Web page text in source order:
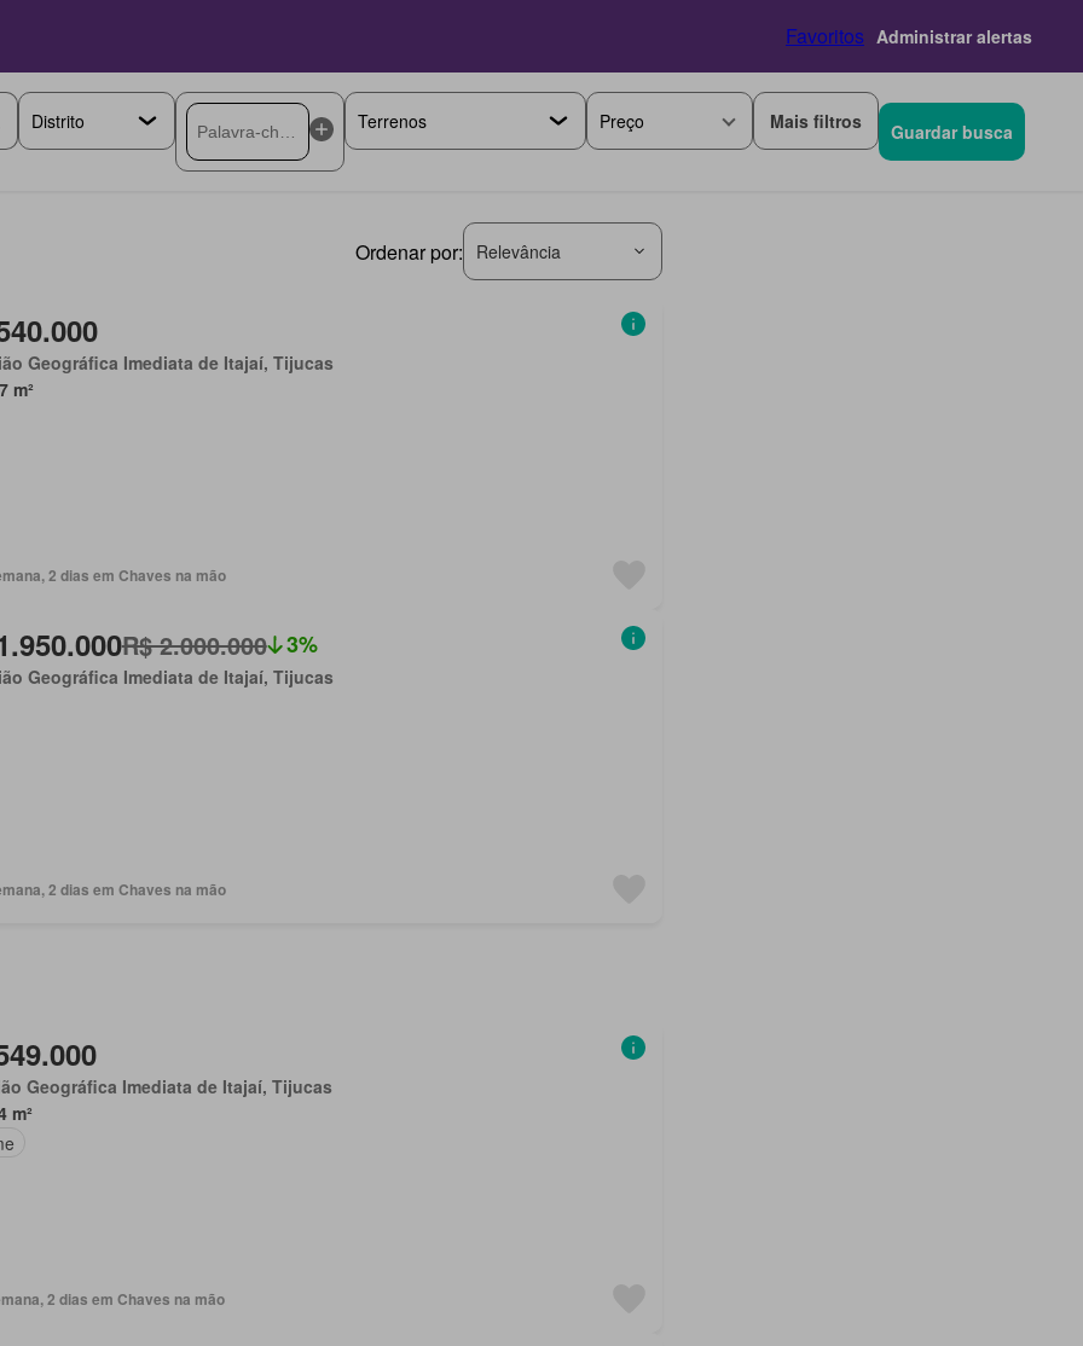
Favoritos Administrar alertas
Preço Mais filtros Guardar busca
Ordenar por: Relevância
Geográfica Imediata de Itajaí, Tijucas
m²
2 dias em Chaves na mão
R$ 2.000.000 3%
Geográfica Imediata de Itajaí, Tijucas
2 dias em Chaves na mão
Geográfica Imediata de Itajaí, Tijucas
m²
2 dias em Chaves na mão